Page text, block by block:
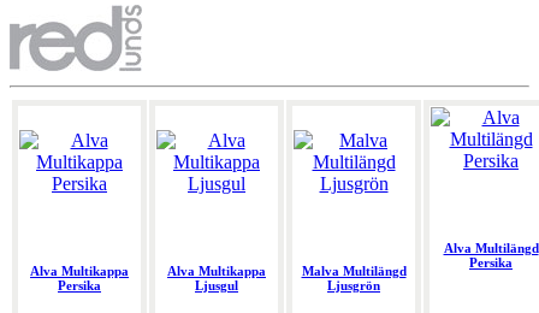
Alva Multikappa
Persika
Alva Multikappa
Ljusgul
Malva Multilängd
Ljusgrön
Alva Multilängd
Persika